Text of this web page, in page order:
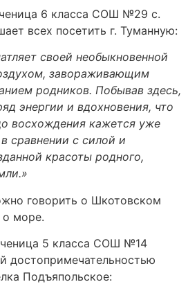
6 класса СОШ №29 с.
всех посетить г. Туманную:
своей необыкновенной
завораживающим
родников. Побывав здесь,
энергии и вдохновения, что
восхождения кажется уже
сравнении с силой и
красоты родного,
говорить о Шкотовском
о море.
5 класса СОШ №14
достопримечательностью
Подъяпольское: